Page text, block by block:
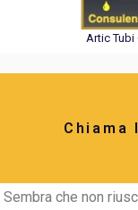
Artic Tubi
Sembra che non